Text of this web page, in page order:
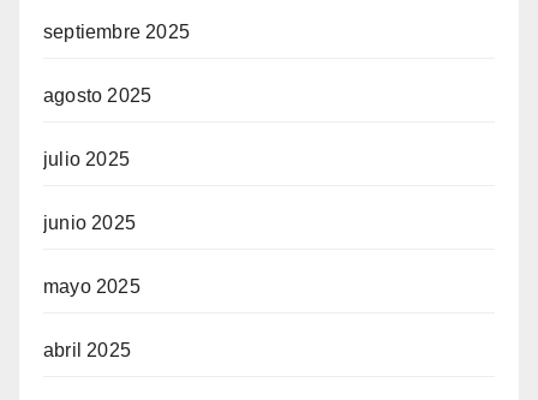
septiembre 2025
agosto 2025
julio 2025
junio 2025
mayo 2025
abril 2025